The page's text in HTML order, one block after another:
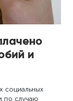
и
социальных
по случаю